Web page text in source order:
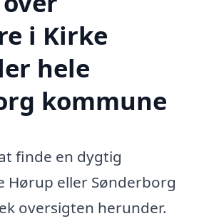
i Kirke
hele
kommune
finde en dygtig
Hørup eller Sønderborg
oversigten herunder.